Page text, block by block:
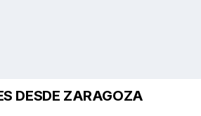
DESDE ZARAGOZA